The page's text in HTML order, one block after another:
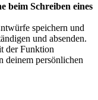
beim Schreiben eines
speichern und
und absenden.
der Funktion
deinem persönlichen